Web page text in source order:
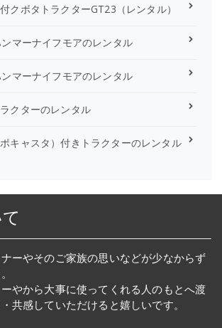
クボタトラクターGT23（レンタル）
マーナイフモアのレンタル
マーナイフモアのレンタル
クターのレンタル
キャスタ）付きトラクターのレンタル
ーやそのご家族の思いなどが少なからず
やから大事に使ってくれる人のもとへ渡
共感していただけると嬉しいです。